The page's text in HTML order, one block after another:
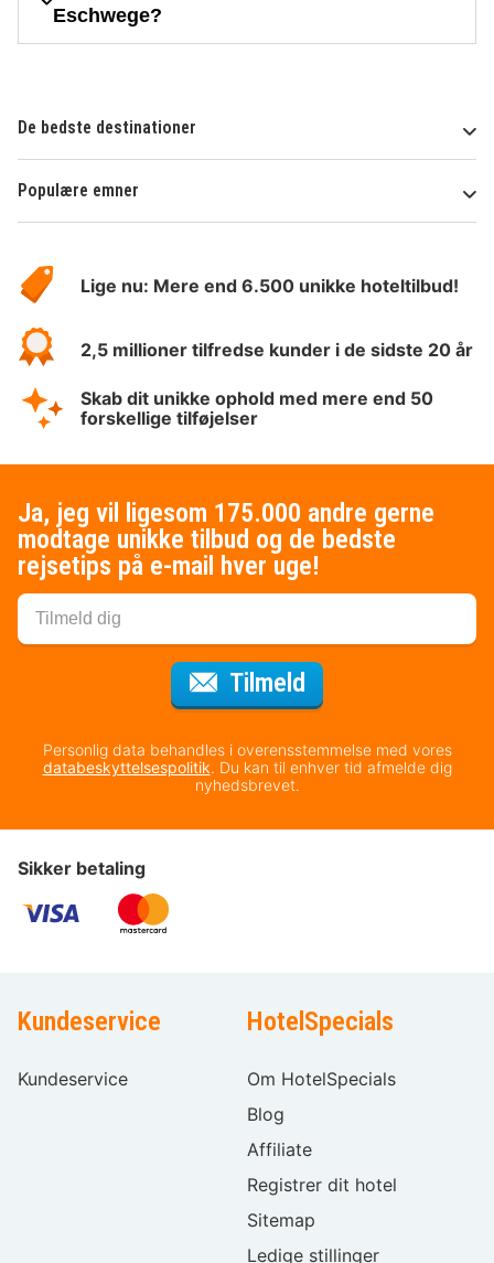
Eschwege?
De bedste destinationer
Populære emner
HotelSpecials
Lige nu: Mere end 6.500 unikke hoteltilbud!
2,5 millioner tilfredse kunder i de sidste 20 år
Skab dit unikke ophold med mere end 50
forskellige tilføjelser
Ja, jeg vil ligesom 175.000 andre gerne
modtage unikke tilbud og de bedste
rejsetips på e-mail hver uge!
Tilmeld
Personlig data behandles i overensstemmelse med vores
databeskyttelsespolitik. Du kan til enhver tid afmelde dig
nyhedsbrevet.
Sikker betaling
Kundeservice
Kundeservice
HotelSpecials
Om HotelSpecials
Blog
Affiliate
Registrer dit hotel
Sitemap
Ledige stillinger